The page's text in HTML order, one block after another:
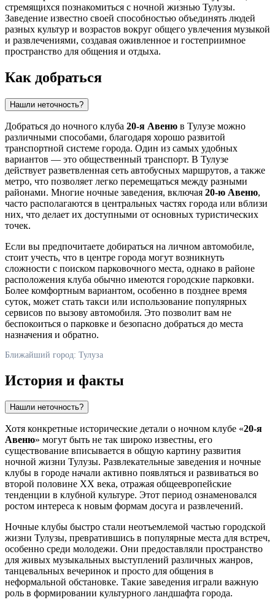
стремящихся познакомиться с ночной жизнью Тулузы.
Заведение известно своей способностью объединять людей
разных культур и возрастов вокруг общего увлечения музыкой
и развлечениями, создавая оживленное и гостеприимное
пространство для общения и отдыха.
Как добраться
Нашли неточность?
Добраться до ночного клуба 20-я Авеню в Тулузе можно
различными способами, благодаря хорошо развитой
транспортной системе города. Один из самых удобных
вариантов — это общественный транспорт. В Тулузе
действует разветвленная сеть автобусных маршрутов, а также
метро, что позволяет легко перемещаться между разными
районами. Многие ночные заведения, включая 20-ю Авеню,
часто располагаются в центральных частях города или вблизи
них, что делает их доступными от основных туристических
точек.
Если вы предпочитаете добираться на личном автомобиле,
стоит учесть, что в центре города могут возникнуть
сложности с поиском парковочного места, однако в районе
расположения клуба обычно имеются городские парковки.
Более комфортным вариантом, особенно в позднее время
суток, может стать такси или использование популярных
сервисов по вызову автомобиля. Это позволит вам не
беспокоиться о парковке и безопасно добраться до места
назначения и обратно.
Ближайший город: Тулуза
История и факты
Нашли неточность?
Хотя конкретные исторические детали о ночном клубе «20-я
Авеню» могут быть не так широко известны, его
существование вписывается в общую картину развития
ночной жизни Тулузы. Развлекательные заведения и ночные
клубы в городе начали активно появляться и развиваться во
второй половине XX века, отражая общеевропейские
тенденции в клубной культуре. Этот период ознаменовался
ростом интереса к новым формам досуга и развлечений.
Ночные клубы быстро стали неотъемлемой частью городской
жизни Тулузы, превратившись в популярные места для встреч,
особенно среди молодежи. Они предоставляли пространство
для живых музыкальных выступлений различных жанров,
танцевальных вечеринок и просто для общения в
неформальной обстановке. Такие заведения играли важную
роль в формировании культурного ландшафта города.